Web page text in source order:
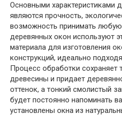
Основными характеристиками
являются прочность,
возможность принимать
деревянных окон используют
материала для изготовления
конструкций, идеально
Процесс обработки сохраняет
древесины и придает
оттенок, а тонкий смолистый
будет постоянно напоминать
установлены окна из